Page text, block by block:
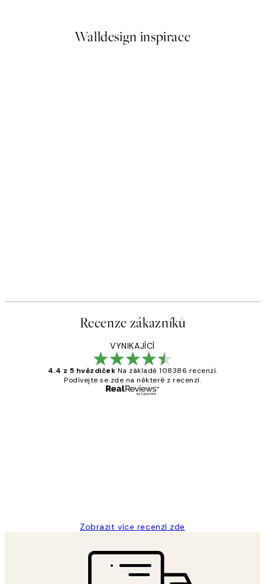
Walldesign inspirace
Recenze zákazníků
VYNIKAJÍCÍ
4.4 z 5 hvězdiček Na základě 108386 recenzí.
Podívejte se zde na některé z recenzí.
Zobrazit více recenzí zde